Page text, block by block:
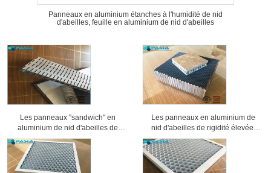
Panneaux en aluminium étanches à l'humidité de nid
d'abeilles, feuille en aluminium de nid d'abeilles
Les panneaux "sandwich" en
aluminium de nid d'abeilles de
preuve saine ont usiné la
préparation de surface
Les panneaux en aluminium de
nid d'abeilles de rigidité élevée,
âme en nid d'abeilles lambrisse 25
millimètres d'épaisseur